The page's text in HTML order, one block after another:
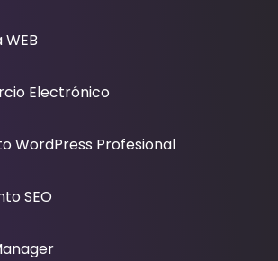
Electrónico
WordPress Profesional
SEO